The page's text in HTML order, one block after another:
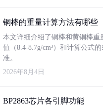
铜棒的重量计算方法有哪些
本文详细介绍了铜棒和黄铜棒
值（8.4-8.7g/cm³）和计算公式
准。
2026年8月4日
BP2863芯片各引脚功能